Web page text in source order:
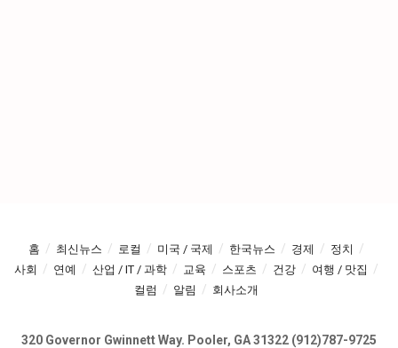
홈 최신뉴스 로컬 미국 / 국제 한국뉴스 경제
정치
사회
연예 산업 / IT / 과학 교육 스포츠 건강
여행 / 맛집
컬럼
알림 회사소개
320 Governor Gwinnett Way. Pooler, GA 31322 (912)787-9725